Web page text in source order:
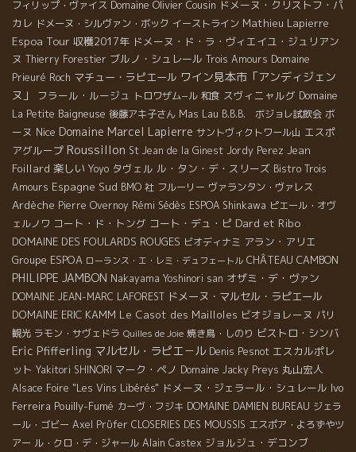
フィリップ・ヴァイス Domaine Olivier Cousin ドメーヌ・クリストフ・パ
カレ ドメーヌ・シルヴァン・ボック イーストライン Mathieu Lapierre
Espoa Tour 収穫2017年 ドメーヌ・ド・ラ・ヴィエイユ・ジュリアン
ヌ Thierry Forestier ブルノ・シュレール Trois Amours Domaine
Prieuré Roch マチュー・ラピエール ワイン見本市「アンディジェン
ヌ」
フラール・ルージュ トロワザム−ル 和食 スヴィニャルグ Domaine
La Petite Baigneuse 後藤アキ子さん Mas Lau B.B.B. ボジョレ試飲会 ボ
ーヌ Nice Domaine Marcel Lapierre サントヴィクトワール山 エスポ
アグループ Roussillon St Jean de la Ginest Jordy Perez Jean
Foillard 楽しい Yoyo タヴェル ル・タン・デ・スリーズ Bistro Trois
Amours Espagne Sud BMO 社 フルーリー ヴァランタン・ヴァレス
Ardèche Pierre Overnoy Rémi Sédès ESPOA Shinkawa ピエール・オヴ
ェルノワ コート・ド・トング コート・デュ・ピ Dard et Ribo
DOMAINE DES FOULARDS ROUGES ビオディナミ アラン・アリエ
Groupe ESPOA ローランス・エ・レミ・デュフェートル CHÂTEAU CAMBON
PHILIPPE JAMBON Nakayama Yoshinori san オザミ・デ・ヴァン
DOMAINE JEAN-MARC LAFOREST ドメーヌ・マルセル・ラピエール
DOMAINE ERIC KAMM Le Casot des Mailloles ビオジョレーヌ パリ
観光 ラモン・サヴェドラ Quilles de Joie 焼き鳥・しのり ビストロ・シンバ
Eric Pfifferling マルセル・ラピエ－ル Denis Pesnot エスカルポレ
ット Yakitori SHINORI マーク・ペノ Domaine Jacky Preys 丸山宏人
Alsace Foire "Les Vins Libérés" ドメーヌ・ジェラール・シュレール Ivo
Ferreira Pouilly-Fumé カーヴ・フジキ DOMAINE DAMIEN BUREAU ジェラ
ール・ゴビー Axel Prϋfer CLOSERIES DES MOUSSIS エスポア・よろずやツ
アー ル・クロ・デ・ジャール Alain Castex ジョルジュ・デコンブ